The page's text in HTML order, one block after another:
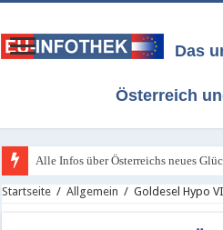
Das
Österreich
Alle Infos über Österreichs neues
Startseite / Allgemein / Goldesel Hypo